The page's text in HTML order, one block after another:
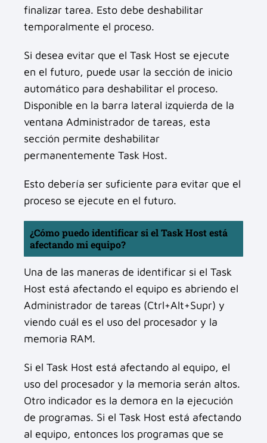
finalizar tarea. Esto debe deshabilitar
temporalmente el proceso.
Si desea evitar que el Task Host se ejecute
en el futuro, puede usar la sección de inicio
automático para deshabilitar el proceso.
Disponible en la barra lateral izquierda de la
ventana Administrador de tareas, esta
sección permite deshabilitar
permanentemente Task Host.
Esto debería ser suficiente para evitar que el
proceso se ejecute en el futuro.
¿Cómo puedo identificar si el Task Host está
afectando mi equipo?
Una de las maneras de identificar si el Task
Host está afectando el equipo es abriendo el
Administrador de tareas (Ctrl+Alt+Supr) y
viendo cuál es el uso del procesador y la
memoria RAM.
Si el Task Host está afectando al equipo, el
uso del procesador y la memoria serán altos.
Otro indicador es la demora en la ejecución
de programas. Si el Task Host está afectando
al equipo, entonces los programas que se